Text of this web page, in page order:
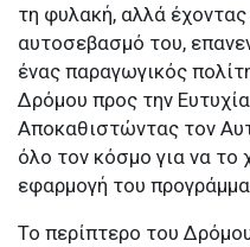
τη φυλακή, αλλά
αυτοσεβασμό του,
ένας παραγωγικός
Δρόμου προς την
Αποκαθιστώντας τον
όλο τον κόσμο για να το
εφαρμογή του
Το περίπτερο του